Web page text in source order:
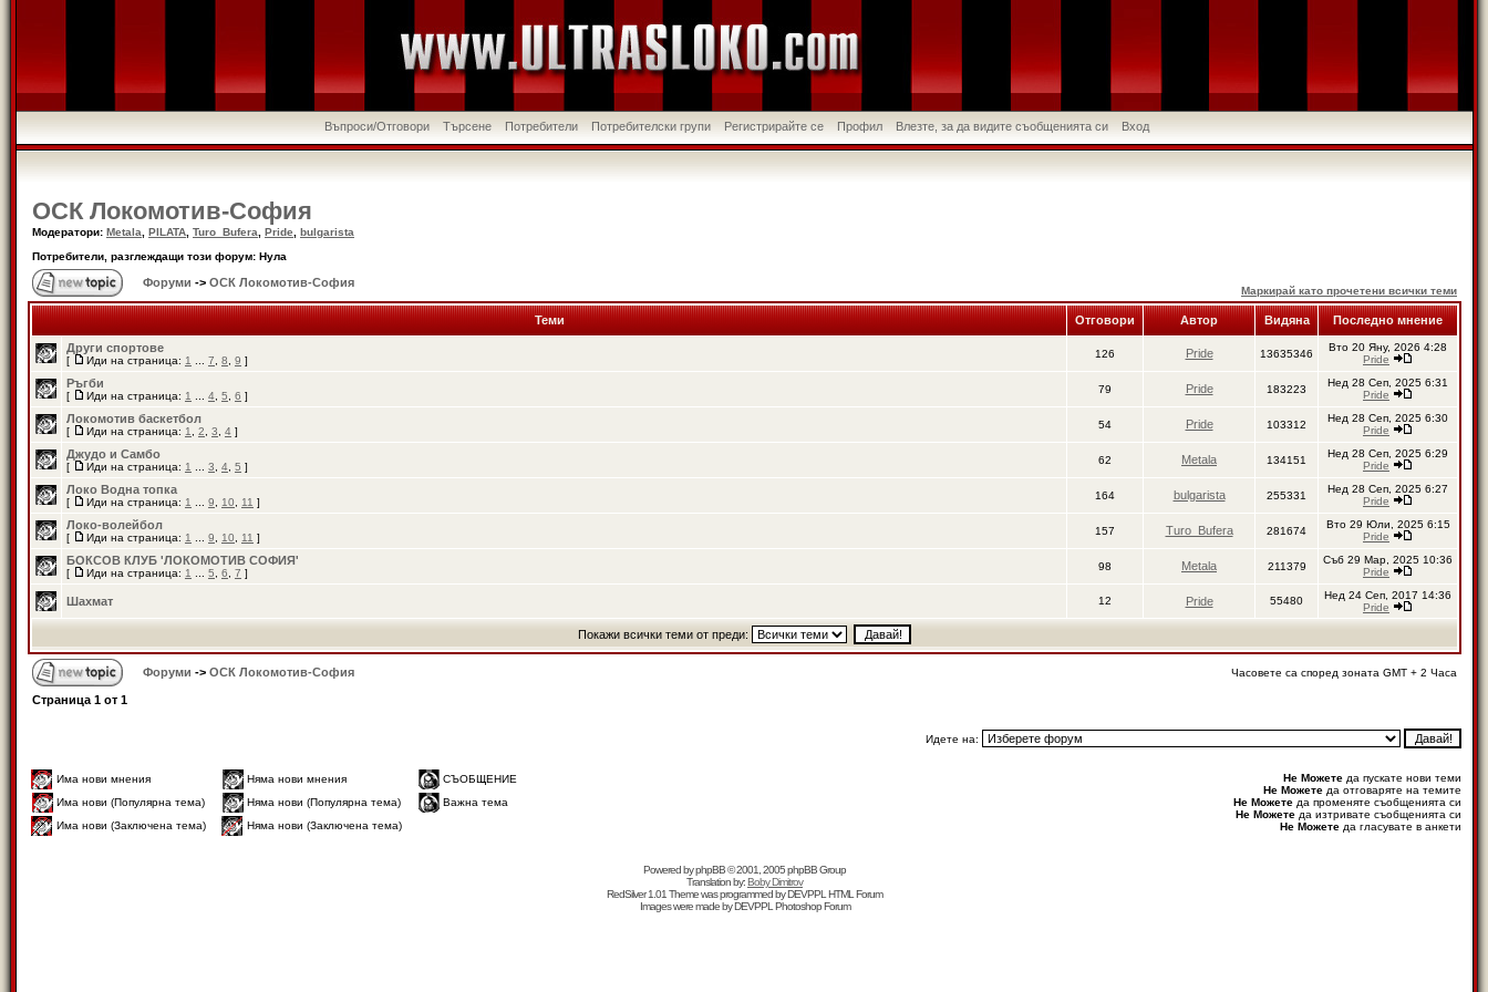
Въпроси/Отговори Търсене Потребители Потребителски групи Регистрирайте се Профил Влезте, за да видите съобщенията си Вход
ОСК Локомотив-София
Модератори: Metala PILATA Turo_Bufera Pride
bulgarista
Потребители, разглеждащи този форум: Нула
Форуми -> ОСК Локомотив-София
Маркирай като прочетени всички теми
Теми Отговори Автор Видяна Последно мнение
Други спортове
[ Иди на страница: 1 7 8 9 ]
126 Pride 13635346
Вто 20 Яну, 2026 4:28
Pride
Ръгби
[ Иди на страница: 1 4 5 6 ]
79 Pride 183223
Нед 28 Сеп, 2025 6:31
Pride
Локомотив баскетбол
[ Иди на страница: 1 2 3 4 ]
54 Pride 103312
Нед 28 Сеп, 2025 6:30
Pride
Джудо и Самбо
[ Иди на страница: 1 3 4 5 ]
62 Metala 134151
Нед 28 Сеп, 2025 6:29
Pride
Локо Водна топка
[ Иди на страница: 1 9 10 11 ]
164 bulgarista 255331
Нед 28 Сеп, 2025 6:27
Pride
Локо-волейбол
[ Иди на страница: 1 9 10 11 ]
157 Turo_Bufera 281674
Вто 29 Юли, 2025 6:15
Pride
БОКСОВ КЛУБ 'ЛОКОМОТИВ СОФИЯ'
[ Иди на страница: 1 5 6 7 ]
98 Metala 211379
Съб 29 Мар, 2025 10:36
Pride
Шахмат 12 Pride 55480
Нед 24 Сеп, 2017 14:36
Pride
Покажи всички теми от преди:
Форуми -> ОСК Локомотив-София Часовете са според зоната GMT + 2 Часа
Страница 1 от 1
Идете на:
Има нови мнения Няма нови мнения
СЪОБЩЕНИЕ
Има нови (Популярна тема)
Няма нови (Популярна тема)
Важна тема
Има нови (Заключена тема)
Няма нови (Заключена тема)
Не Можете да пускате нови теми
Не Можете да отговаряте на темите
Не Можете да променяте съобщенията си
Не Можете да изтривате съобщенията си
Не Можете да гласувате в анкети
Powered byphpBB© 2001, 2005 phpBB Group
Translation by:Boby Dimitrov
RedSilver 1.01 Theme was programmed byDEVPPL HTML Forum
Images were made byDEVPPL Photoshop Forum